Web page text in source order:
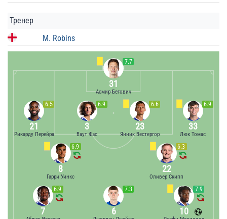
Тренер
M. Robins
7.7
31
Асмир Бегович
6.9
33
Люк Томас
6.6
23
Янник Вестергор
6.9
3
Ваут Фас
6.5
21
Рикарду Перейра
6.3
22
Оливер Скипп
6.9
8
Гарри Уинкс
7.9
10
7.3
6
6.9
7